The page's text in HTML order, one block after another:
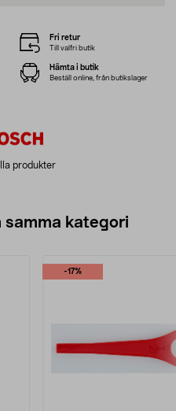
produkter
Fri retur
Till valfri butik
Hämta i butik
Beställ online, från butikslager
samma kategori
-17%